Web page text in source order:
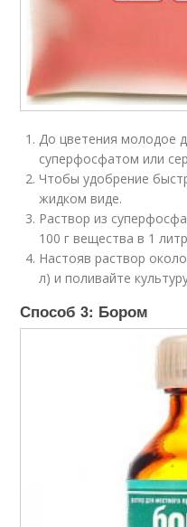
До цветения молодое
суперфосфатом или
Чтобы удобрение
жидком виде.
Раствор из
100 г вещества в 1
Настояв раствор
л) и поливайте
Способ 3: Бором